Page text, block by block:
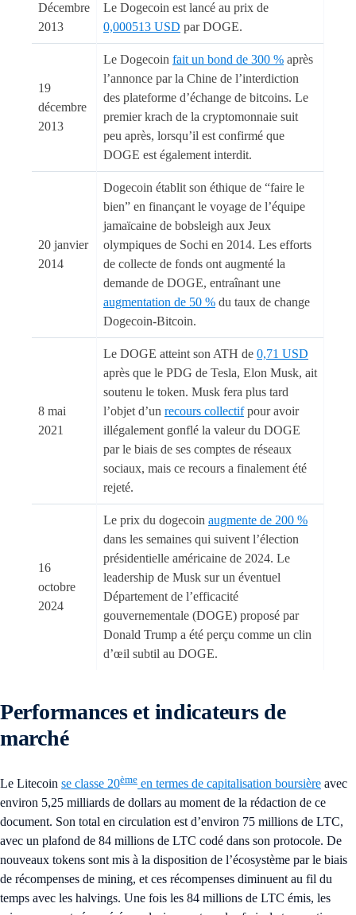
Décembre
2013
Le Dogecoin est lancé au prix de
0,000513 USD par DOGE.
19
décembre
2013
Le Dogecoin fait un bond de 300 % après
l’annonce par la Chine de l’interdiction
des plateforme d’échange de bitcoins. Le
premier krach de la cryptomonnaie suit
peu après, lorsqu’il est confirmé que
DOGE est également interdit.
20 janvier
2014
Dogecoin établit son éthique de “faire le
bien” en finançant le voyage de l’équipe
jamaïcaine de bobsleigh aux Jeux
olympiques de Sochi en 2014. Les efforts
de collecte de fonds ont augmenté la
demande de DOGE, entraînant une
augmentation de 50 % du taux de change
Dogecoin-Bitcoin.
8 mai
2021
Le DOGE atteint son ATH de 0,71 USD
après que le PDG de Tesla, Elon Musk, ait
soutenu le token. Musk fera plus tard
l’objet d’un recours collectifpour avoir
illégalement gonflé la valeur du DOGE
par le biais de ses comptes de réseaux
sociaux, mais ce recours a finalement été
rejeté.
16
octobre
2024
Le prix du dogecoin augmente de 200 %
dans les semaines qui suivent l’élection
présidentielle américaine de 2024. Le
leadership de Musk sur un éventuel
Département de l’efficacité
gouvernementale (DOGE) proposé par
Donald Trump a été perçu comme un clin
d’œil subtil au DOGE.
Performances et indicateurs de
marché
Le Litecoin se classe 20ème en termes de capitalisation boursière avec
environ 5,25 milliards de dollars au moment de la rédaction de ce
document. Son total en circulation est d’environ 75 millions de LTC,
avec un plafond de 84 millions de LTC codé dans son protocole. De
nouveaux tokens sont mis à la disposition de l’écosystème par le biais
de récompenses de mining, et ces récompenses diminuent au fil du
temps avec les halvings. Une fois les 84 millions de LTC émis, les